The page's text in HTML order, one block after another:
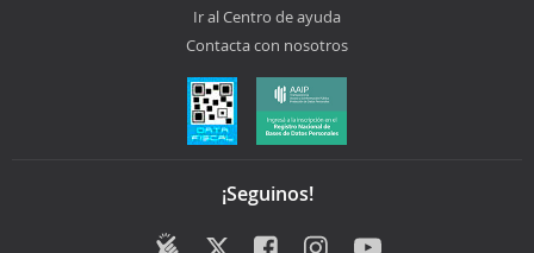
Ir al Centro de ayuda
Contacta con nosotros
¡Seguinos!